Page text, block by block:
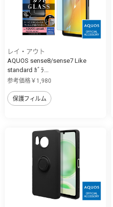
レイ・アウト
AQUOS sense8/sense7 Like
standard ｶﾞﾗ...
参考価格￥1,980
保護フィルム